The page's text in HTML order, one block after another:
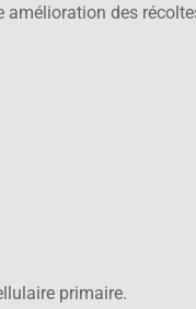
amélioration des
primaire.